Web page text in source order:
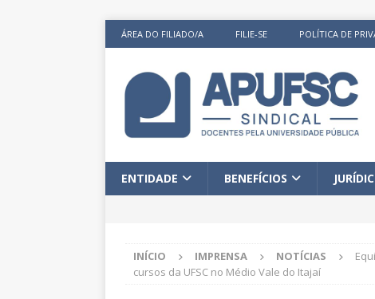
ÁREA DO FILIADO/A FILIE-SE POLÍTICA DE
ENTIDADE BENEFÍCIOS
INÍCIO IMPRENSA NOTÍCIAS
cursos da UFSC no Médio Vale do Itajaí